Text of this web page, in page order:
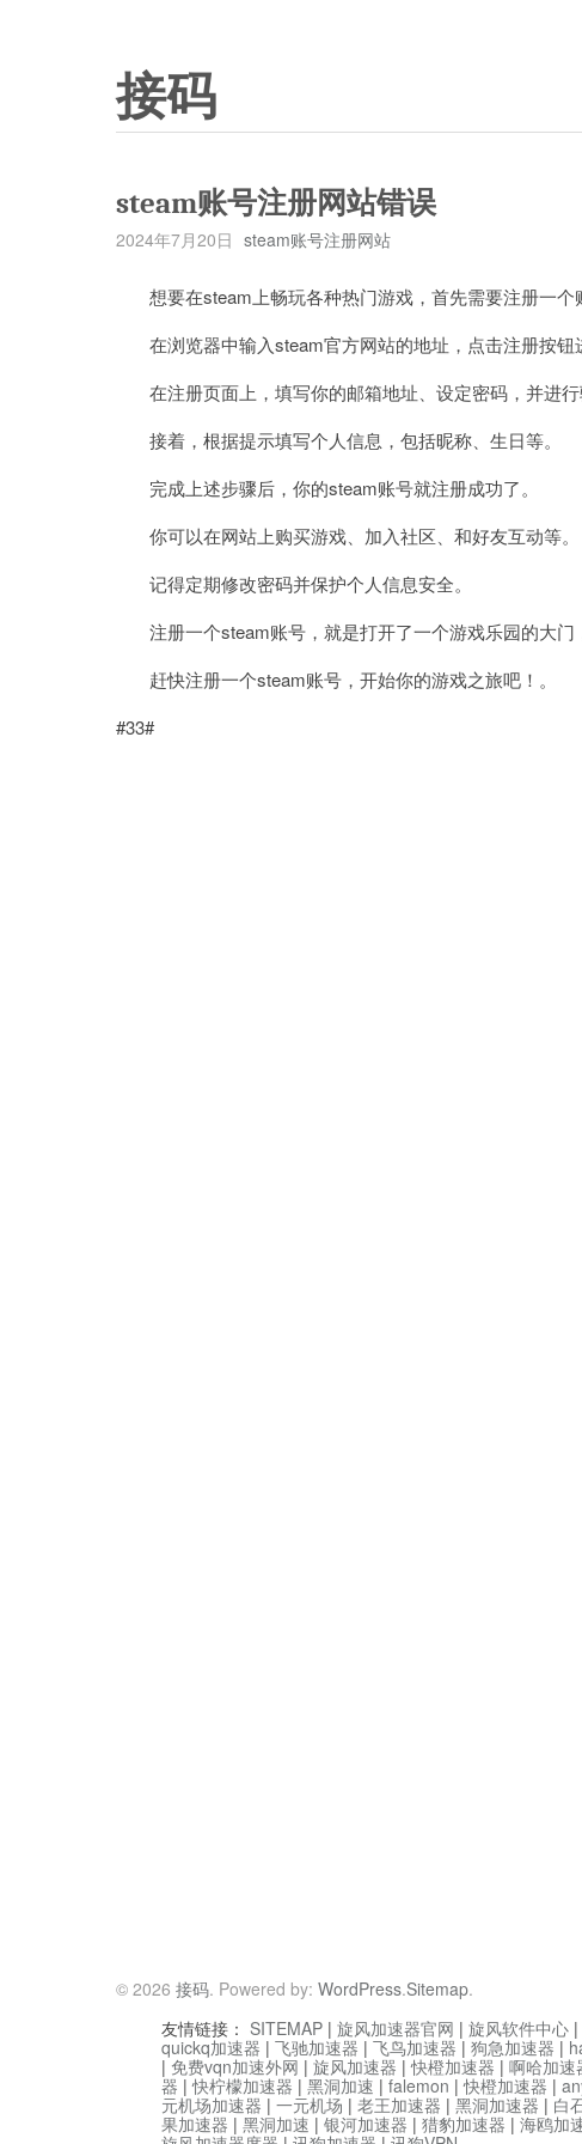
接码
steam账号注册网站错误
2024年7月20日 steam账号注册网站
想要在steam上畅玩各种热门游戏，首先需要注册一个
在浏览器中输入steam官方网站的地址，点击注册按钮
在注册页面上，填写你的邮箱地址、设定密码，并进行
接着，根据提示填写个人信息，包括昵称、生日等。
完成上述步骤后，你的steam账号就注册成功了。
你可以在网站上购买游戏、加入社区、和好友互动等。
记得定期修改密码并保护个人信息安全。
注册一个steam账号，就是打开了一个游戏乐园的大门
赶快注册一个steam账号，开始你的游戏之旅吧！。
#33#
© 2026 接码. Powered by: WordPress.Sitemap.
友情链接： SITEMAP | 旋风加速器官网 | 旋风软件中心 |
quickq加速器 | 飞驰加速器 | 飞鸟加速器 | 狗急加速器 |
| 免费vqn加速外网 | 旋风加速器 |快橙加速器 | 啊哈加速
器 |快柠檬加速器 | 黑洞加速 | falemon |快橙加速器 |
元机场加速器 | 一元机场 | 老王加速器 | 黑洞加速器 | 白
果加速器 | 黑洞加速 | 银河加速器 | 猎豹加速器 | 海鸥加